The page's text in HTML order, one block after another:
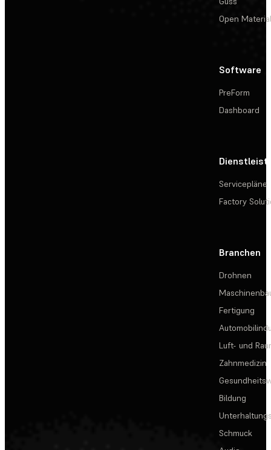
Open
Software
PreForm
Dashboard
Servicepläne
Factory
Branchen
Drohnen
Fertigung
Luft- und
Zahnmedizin
Bildung
Schmuck